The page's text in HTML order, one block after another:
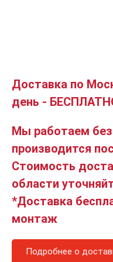
Доставка по
день -
Мы работаем
производится
Стоимость
области
*Доставка
монтаж
Подробнее о